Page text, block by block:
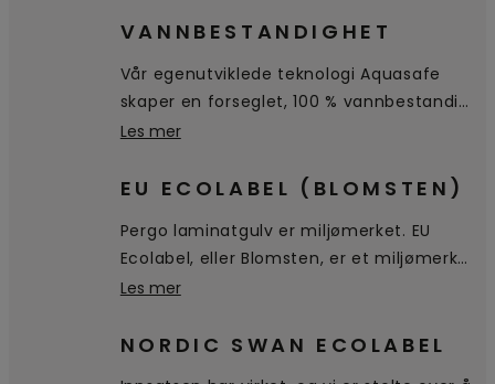
slitasje, og gjør gulvet hygienisk og lett å
VANNBESTANDIGHET
Vår egenutviklede teknologi Aquasafe
skaper en forseglet, 100 % vannbestandig
overflate helt ned til fasingen, noe som
Det blir liggende på overflaten, slik at det
Les mer
EU ECOLABEL (BLOMSTEN)
Pergo laminatgulv er miljømerket. EU
Ecolabel, eller Blomsten, er et miljømerke
for produkter og tjenester som oppfyller
livssyklusen, fra råvarer, utvinning,
Les mer
NORDIC SWAN ECOLABEL